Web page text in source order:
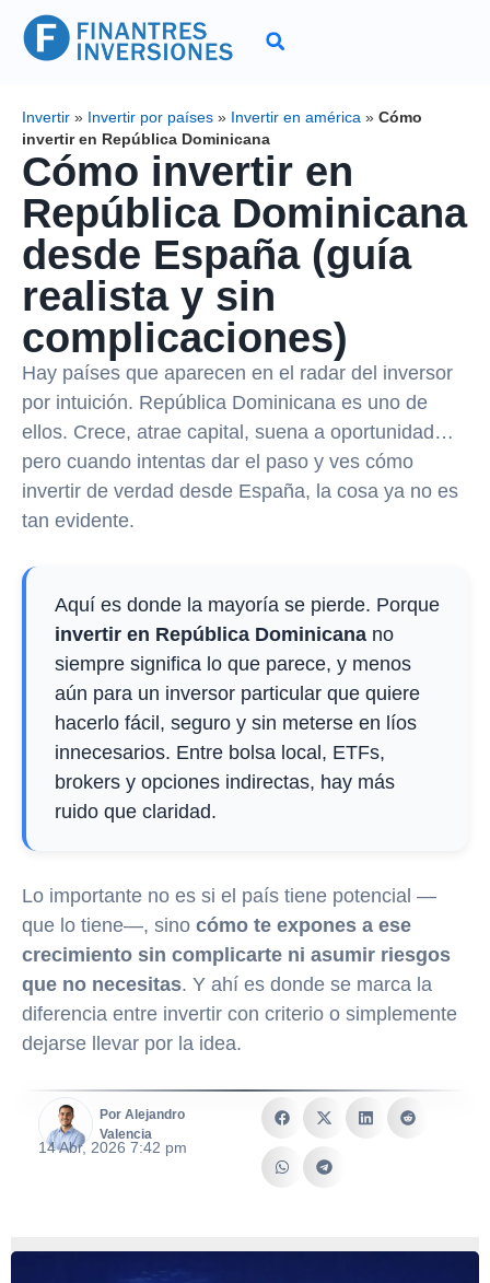
Invertir » Invertir por países » Invertir en américa » Cómo
invertir en República Dominicana
Cómo invertir en
República Dominicana
desde España (guía
realista y sin
complicaciones)
Hay países que aparecen en el radar del inversor
por intuición. República Dominicana es uno de
ellos. Crece, atrae capital, suena a oportunidad…
pero cuando intentas dar el paso y ves cómo
invertir de verdad desde España, la cosa ya no es
tan evidente.
Aquí es donde la mayoría se pierde. Porque
invertir en República Dominicana no
siempre significa lo que parece, y menos
aún para un inversor particular que quiere
hacerlo fácil, seguro y sin meterse en líos
innecesarios. Entre bolsa local, ETFs,
brokers y opciones indirectas, hay más
ruido que claridad.
Lo importante no es si el país tiene potencial —
que lo tiene—, sino cómo te expones a ese
crecimiento sin complicarte ni asumir riesgos
que no necesitas. Y ahí es donde se marca la
diferencia entre invertir con criterio o simplemente
dejarse llevar por la idea.
Por Alejandro
Valencia
14 Abr, 2026 7:42 pm